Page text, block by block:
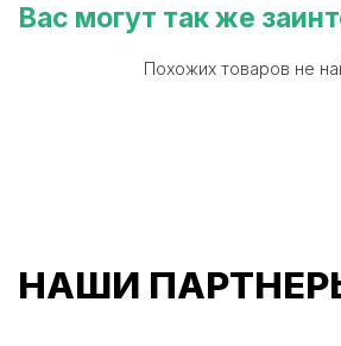
Вас могут так же
Похожих товаров не
НАШИ